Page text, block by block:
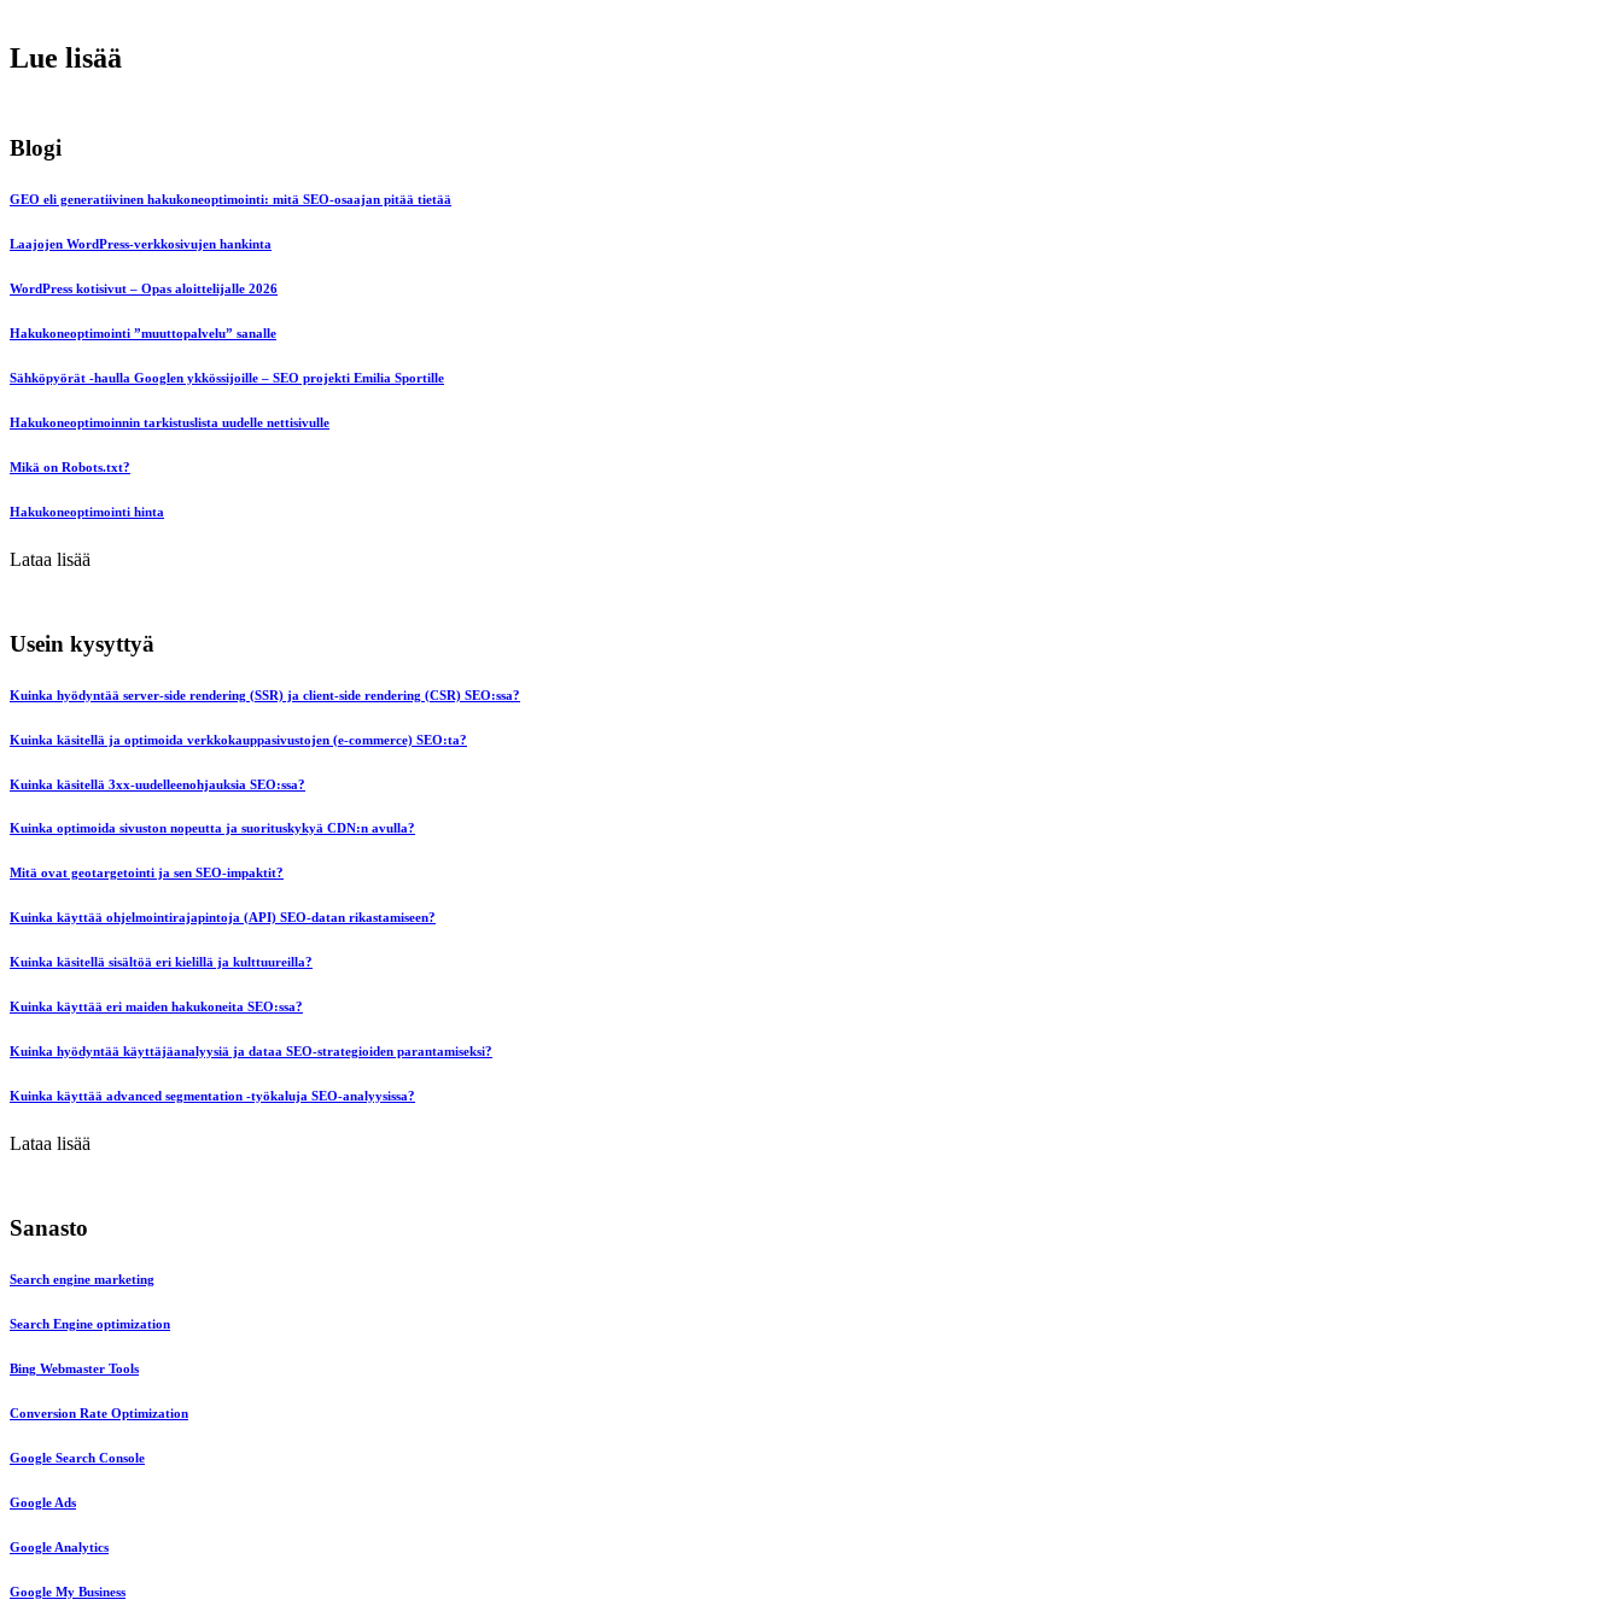
Lue lisää
Blogi
GEO eli generatiivinen hakukoneoptimointi: mitä SEO-osaajan pitää tietää
Laajojen WordPress-verkkosivujen hankinta
WordPress kotisivut – Opas aloittelijalle 2026
Hakukoneoptimointi ”muuttopalvelu” sanalle
Sähköpyörät -haulla Googlen ykkössijoille – SEO projekti Emilia Sportille
Hakukoneoptimoinnin tarkistuslista uudelle nettisivulle
Mikä on Robots.txt?
Hakukoneoptimointi hinta
Lataa lisää
Usein kysyttyä
Kuinka hyödyntää server-side rendering (SSR) ja client-side rendering (CSR) SEO:ssa?
Kuinka käsitellä ja optimoida verkkokauppasivustojen (e-commerce) SEO:ta?
Kuinka käsitellä 3xx-uudelleenohjauksia SEO:ssa?
Kuinka optimoida sivuston nopeutta ja suorituskykyä CDN:n avulla?
Mitä ovat geotargetointi ja sen SEO-impaktit?
Kuinka käyttää ohjelmointirajapintoja (API) SEO-datan rikastamiseen?
Kuinka käsitellä sisältöä eri kielillä ja kulttuureilla?
Kuinka käyttää eri maiden hakukoneita SEO:ssa?
Kuinka hyödyntää käyttäjäanalyysiä ja dataa SEO-strategioiden parantamiseksi?
Kuinka käyttää advanced segmentation -työkaluja SEO-analyysissa?
Lataa lisää
Sanasto
Search engine marketing
Search Engine optimization
Bing Webmaster Tools
Conversion Rate Optimization
Google Search Console
Google Ads
Google Analytics
Google My Business